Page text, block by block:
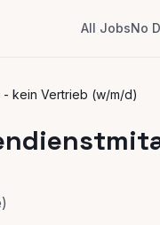
All JobsNo
kein Vertrieb (w/m/d)